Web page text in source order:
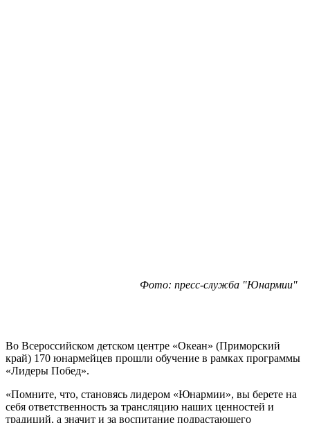
Фото: пресс-служба "Юнармии"
Во Всероссийском детском центре «Океан» (Приморский
край) 170 юнармейцев прошли обучение в рамках программы
«Лидеры Побед».
«Помните, что, становясь лидером «Юнармии», вы берете на
себя ответственность за трансляцию наших ценностей и
традиций, а значит и за воспитание подрастающего